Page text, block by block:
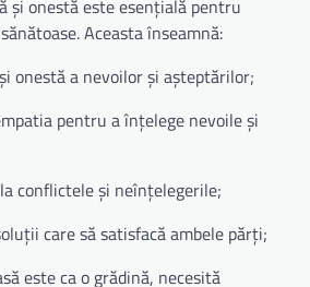
și onestă este esențială pentru
Aceasta înseamnă:
onestă a nevoilor și așteptărilor;
pentru a înțelege nevoile și
conflictele și neînțelegerile;
care să satisfacă ambele părți;
este ca o grădină, necesită